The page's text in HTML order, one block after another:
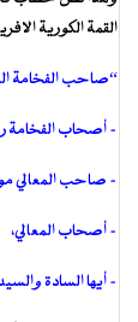
القمة الكورية
“صاحب الفخامة
– أصحاب الفخامة
– صاحب المعالي
– أصحاب المعالي،
– أيها السادة